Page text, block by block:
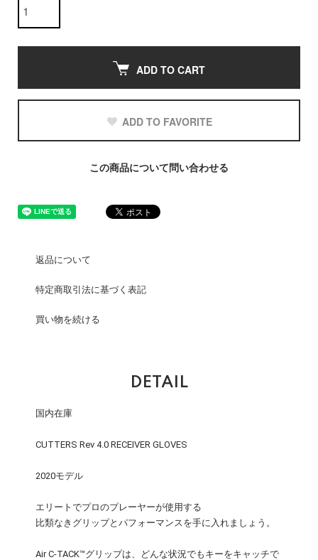
ADD TO CART
ADD TO FAVORITE
この商品について問い合わせる
返品について
特定商取引法に基づく表記
買い物を続ける
DETAIL
国内在庫
CUTTERS Rev 4.0 RECEIVER GLOVES
2020モデル
エリートでプロのプレーヤーが使用する
比類なきグリップとパフォーマンスを手に入れましょう。
Air C-TACK™グリップは、どんな状況でもキーをキャッチで